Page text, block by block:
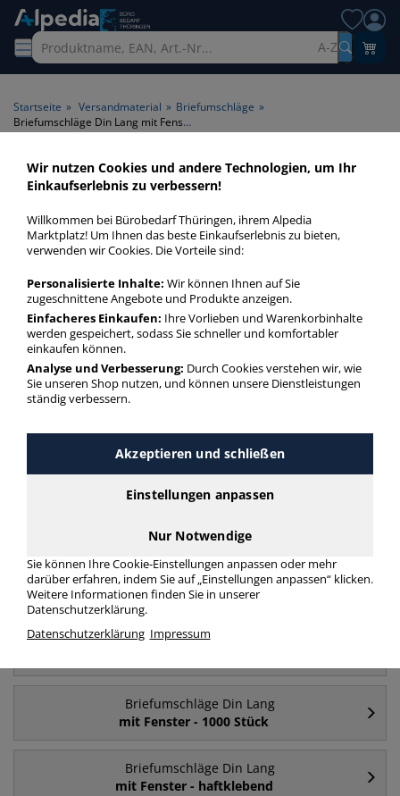
A-Z
Startseite » Versandmaterial » Briefumschläge »
Briefumschläge Din Lang mit Fenster Din Lang+ (C6/5)
Briefumschläge Din Lang mit
Fenster Din Lang+ (C6/5) >
Format Din Lang+ (C6/5) >
Fenster mit Fenster
Briefumschläge Din Lang Din Lang+ (C65) mit Fenster in
bester Qualität zum günstigen Preis. Finden Sie schnell
Briefumschläge Din Lang Din Lang+ (C65) mit Fenster mit
unserer Filter-Funktion.
Briefumschläge Din Lang mit Fenster Din Lang+
mehr Infos zur Kategorie
Briefumschläge Din Lang
mit Fenster
Briefumschläge Din Lang
Briefumschläge Din Lang
mit Fenster - 1000 Stück
Briefumschläge Din Lang
mit Fenster - haftklebend
Wir nutzen Cookies und andere Technologien, um Ihr
Einkaufserlebnis zu verbessern!
Willkommen bei Bürobedarf Thüringen, ihrem Alpedia
Marktplatz! Um Ihnen das beste Einkaufserlebnis zu bieten,
verwenden wir Cookies. Die Vorteile sind:
Personalisierte Inhalte: Wir können Ihnen auf Sie
zugeschnittene Angebote und Produkte anzeigen.
Einfacheres Einkaufen: Ihre Vorlieben und Warenkorbinhalte
werden gespeichert, sodass Sie schneller und komfortabler
einkaufen können.
Analyse und Verbesserung: Durch Cookies verstehen wir, wie
Sie unseren Shop nutzen, und können unsere Dienstleistungen
ständig verbessern.
Akzeptieren und schließen
Einstellungen anpassen
Nur Notwendige
Sie können Ihre Cookie-Einstellungen anpassen oder mehr
darüber erfahren, indem Sie auf „Einstellungen anpassen“ klicken.
Weitere Informationen finden Sie in unserer
Datenschutzerklärung.
Datenschutzerklärung Impressum